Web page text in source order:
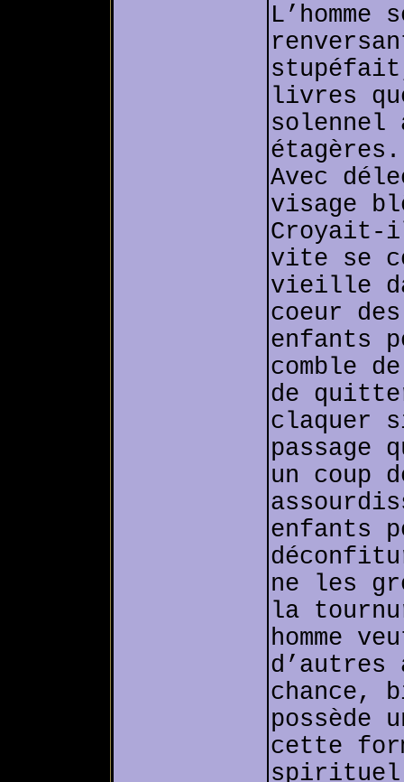
livres
solennel
Avec
visage
vite se
vieille
coeur
enfants
comble
de
claquer
passage
un coup
enfants
ne les
la
homme
chance,
possède
cette
spirituel